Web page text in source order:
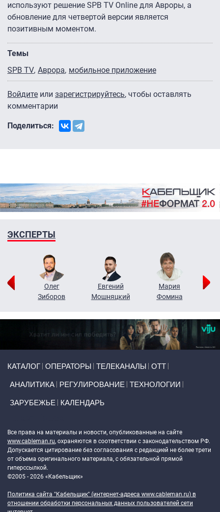
используют решение SPB TV Online для Авроры, а
обновление для четвертой версии является
позитивным моментом.
Темы
SPB TV Аврора мобильное приложение
Войдите или зарегистрируйтесь, чтобы оставлять
комментарии
Поделиться:
ЭКСПЕРТЫ
Олег
Зиборов
Евгений
Мошняцкий
Мария
Фомина
КАТАЛОГ ОПЕРАТОРЫ ТЕЛЕКАНАЛЫ ОТТ
АНАЛИТИКА РЕГУЛИРОВАНИЕ ТЕХНОЛОГИИ
ЗАРУБЕЖЬЕ КАЛЕНДАРЬ
Все права на материалы и новости, опубликованные на сайте
www.cableman.ru, охраняются в соответствии с законодательством РФ.
Допускается цитирование без согласования с редакцией не более трети
от объема оригинального материала, с обязательной прямой
гиперссылкой.
©2005 - 2026 «Кабельщик»
Политика сайта "Кабельщик" (интернет-адреса www.cableman.ru) в
отношении обработки персональных данных пользователей сети